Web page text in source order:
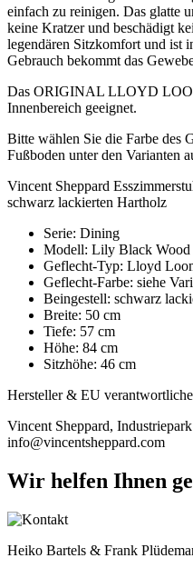
einfach zu reinigen. Das glatte
keine Kratzer und beschädigt
legendären Sitzkomfort und ist
Gebrauch bekommt das
Das ORIGINAL LLOYD
Innenbereich geeignet.
Bitte wählen Sie die Farbe des
Fußboden unter den Varianten
Vincent Sheppard
schwarz lackierten Hartholz
Serie: Dining
Modell: Lily Black Wood
Geflecht-Typ: Lloyd
Geflecht-Farbe: siehe
Beingestell: schwarz
Breite: 50 cm
Tiefe: 57 cm
Höhe: 84 cm
Sitzhöhe: 46 cm
Hersteller & EU verantwortliche
Vincent Sheppard,
info@vincentsheppard.com
Wir helfen Ihnen
Heiko Bartels & Frank